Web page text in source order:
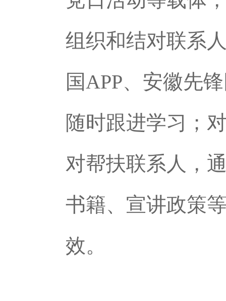
组织和结对联系
国APP、安徽先
随时跟进学习；
对帮扶联系人，
书籍、宣讲政策
效。